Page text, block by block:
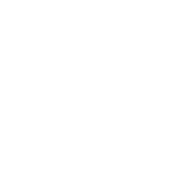
for å starte å chatte med oss.